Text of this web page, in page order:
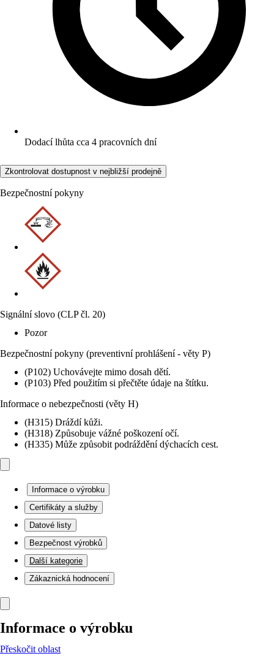
Dodací lhůta cca 4 pracovních dní
Zkontrolovat dostupnost v nejbližší prodejně
Bezpečnostní pokyny
Signální slovo (CLP čl. 20)
Pozor
Bezpečnostní pokyny (preventivní prohlášení - věty P)
(P102) Uchovávejte mimo dosah dětí.
(P103) Před použitím si přečtěte údaje na štítku.
Informace o nebezpečnosti (věty H)
(H315) Dráždí kůži.
(H318) Způsobuje vážné poškození očí.
(H335) Může způsobit podráždění dýchacích cest.
Informace o výrobku
Certifikáty a služby
Datové listy
Bezpečnost výrobků
Další kategorie
Zákaznická hodnocení
Informace o výrobku
Přeskočit oblast